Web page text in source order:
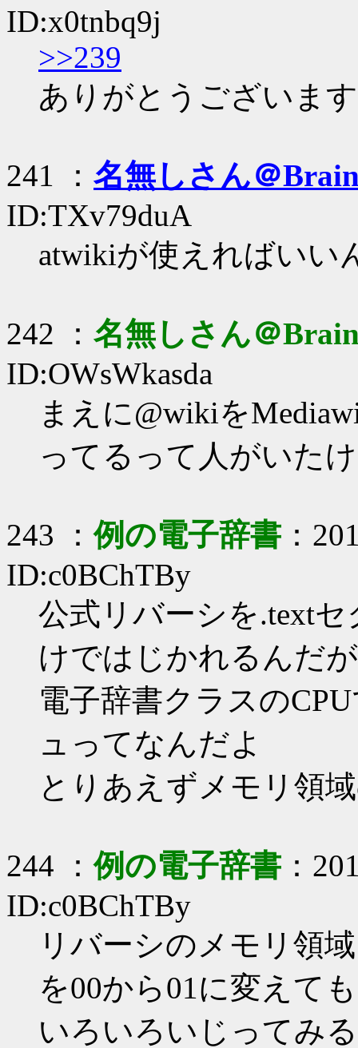
ID:x0tnbq9j
>>239
ありがとうございます
241 ： 名無しさん＠
ID:TXv79duA
atwikiが使えればいい
242 ： 名無しさん＠
ID:OWsWkasda
まえに@wikiを
ってるって人がいた
243 ：例の電子辞書 ：
ID:c0BChTBy
公式リバーシを.text
けではじかれるんだが
電子辞書クラスの
ュってなんだよ
とりあえずメモリ領
244 ：例の電子辞書 ：
ID:c0BChTBy
リバーシのメモリ領
を00から01に変えて
いろいろいじってみる